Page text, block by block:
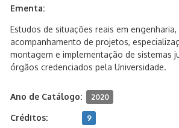
Ementa:
Estudos de situações reais em engenharia,
acompanhamento de projetos,
montagem e implementação de sistemas
órgãos credenciados pela Universidade.
Ano de Catálogo: 2020
Créditos: 9